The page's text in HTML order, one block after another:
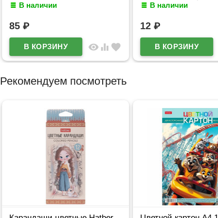
В наличии
85 ₽
visibility equalizer favorite
В наличии
12 ₽
Рекомендуем посмотреть